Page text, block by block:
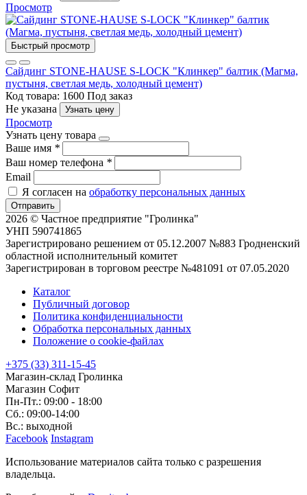
Просмотр
Быстрый просмотр
Сайдинг STONE-HAUSE S-LOCK "Клинкер" балтик (Магма,
пустыня, светлая медь, холодный цемент)
Код товара: 1600 Под заказ
Не указана
Узнать цену
Просмотр
Узнать цену товара
Ваше имя *
Ваш номер телефона *
Email
Я согласен на обработку персональных данных
Отправить
2026 © Частное предприятие "Гролинка"
УНП 590741865
Зарегистрировано решением от 05.12.2007 №883 Гродненский
областной исполнительный комитет
Зарегистрирован в торговом реестре №481091 от 07.05.2020
Каталог
Публичный договор
Политика конфиденциальности
Обработка персональных данных
Положение о cookie-файлах
+375 (33) 311-15-45
Магазин-склад Гролинка
Магазин Софит
Пн-Пт.: 09:00 - 18:00
Сб.: 09:00-14:00
Вс.: выходной
Facebook Instagram
Использование материалов сайта только с разрешения
владельца.